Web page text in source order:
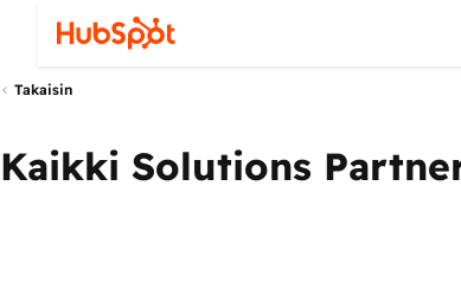
Takaisin
Kaikki Solutions